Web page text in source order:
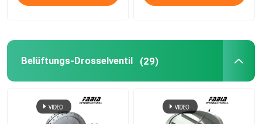
Belüftungs-Drosselventil (29)